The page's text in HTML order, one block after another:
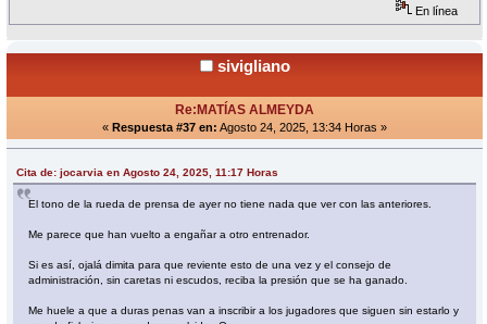
En línea
sivigliano
Re:MATÍAS ALMEYDA
« Respuesta #37 en: Agosto 24, 2025, 13:34 Horas »
Cita de: jocarvia en Agosto 24, 2025, 11:17 Horas
El tono de la rueda de prensa de ayer no tiene nada que ver con las anteriores.
Me parece que han vuelto a engañar a otro entrenador.
Si es así, ojalá dimita para que reviente esto de una vez y el consejo de
administración, sin caretas ni escudos, reciba la presión que se ha ganado.
Me huele a que a duras penas van a inscribir a los jugadores que siguen sin estarlo y